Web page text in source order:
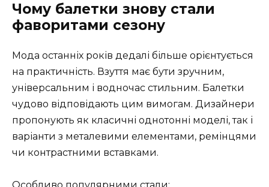
Чому балетки знову стали
фаворитами сезону
Мода останніх років дедалі більше орієнтується
на практичність. Взуття має бути зручним,
універсальним і водночас стильним. Балетки
чудово відповідають цим вимогам. Дизайнери
пропонують як класичні однотонні моделі, так і
варіанти з металевими елементами, ремінцями
чи контрастними вставками.